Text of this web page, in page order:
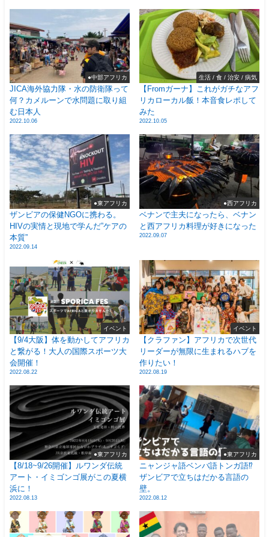
●中部アフリカ
JICA海外協力隊・水の防衛隊って
何？カメルーンで水問題に取り組
む日本人
2022.10.06
生活 / 食 / 治安 / 病気
【Fromガーナ】これがガチなアフ
リカローカル飯！本音食レポして
みた
2022.10.05
●東アフリカ
ザンビアの保健NGOに携わる。
HIVの実情と現地で学んだ”ケアの
本質”
2022.09.14
●西アフリカ
ベナンで主夫になったら、ベナン
と西アフリカ料理が好きになった
2022.09.07
イベント
【9/4大阪】体を動かしてアフリカ
と繋がる！大人の国際スポーツ大
会開催！
2022.08.22
イベント
【クラファン】アフリカで次世代
リーダーが無限に生まれるハブを
作りたい！
2022.08.19
●東アフリカ
【8/18~9/26開催】ルワンダ伝統
アート・イミゴンゴ展がこの夏横
浜に！
2022.08.13
●東アフリカ
ニャンジャ語ベンバ語トンガ語⁉
ザンビアで立ちはだかる言語の
壁。
2022.08.12